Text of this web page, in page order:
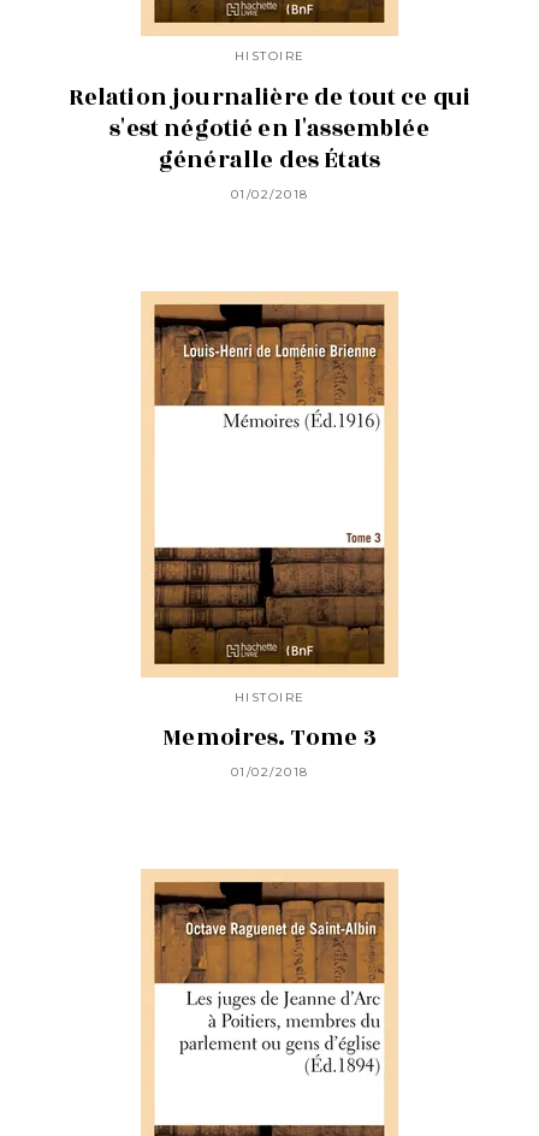
HISTOIRE
Relation journalière de tout ce qui
s'est négotié en l'assemblée
généralle des États
01/02/2018
HISTOIRE
Memoires. Tome 3
01/02/2018